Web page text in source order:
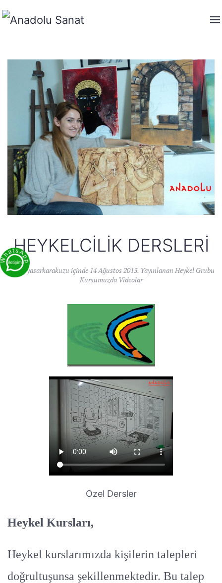
HEYKELCILIK DERSLERI
Yazanyasarkarakuzu içinde 14 Ağustos 2013. Yayınlanan Heykel Grubu
Kursumuzda Videolar
Ozel Dersler
Heykel Kursları,
Heykel kurslarımızda kişilerin talepleri
doğrultuşunsa şekillenmektedir. Bu talep